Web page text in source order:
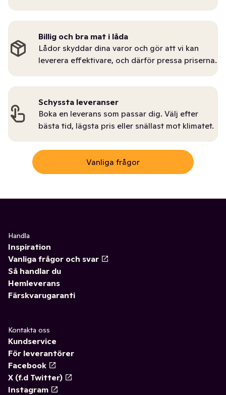
Billig och bra mat i låda
Lådor skyddar dina varor och gör att vi kan
leverera effektivare, och därför pressa priserna.
Schyssta leveranser
Boka en leverans som passar dig. Välj efter
bästa tid, lägsta pris eller snällast mot klimatet.
Vanliga frågor
Handla
Inspiration
Vanliga frågor och svar
Så handlar du
Hemleverans
Färskvarugaranti
Kontakta oss
Kundservice
För leverantörer
Facebook
X (f.d Twitter)
Instagram